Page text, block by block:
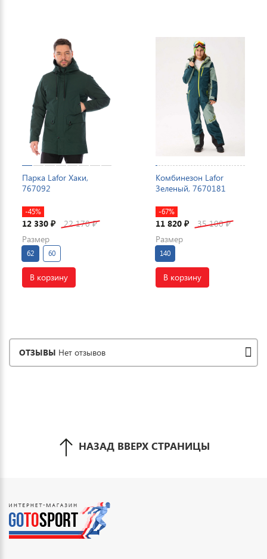
Парка Lafor Хаки,
767092
-45%
12 330 ₽ 22 170₽
Размер
62 60
В корзину
Комбинезон Lafor
Зеленый, 7670181
-67%
11 820 ₽ 35 100₽
Размер
140
В корзину
ОТЗЫВЫ Нет отзывов
НАЗАД ВВЕРХ СТРАНИЦЫ